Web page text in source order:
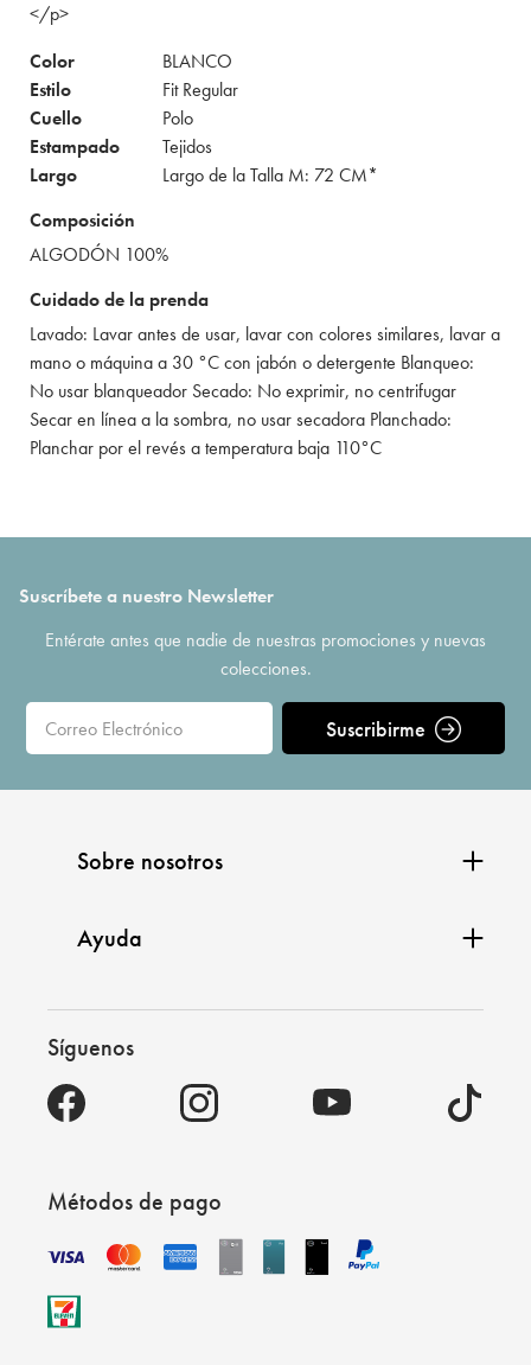
</p>
Color
BLANCO
Estilo
Fit Regular
Cuello
Polo
Estampado
Tejidos
Largo
Largo de la Talla M: 72 CM*
Composición
ALGODÓN 100%
Cuidado de la prenda
Lavado: Lavar antes de usar, lavar con colores similares, lavar a
mano o máquina a 30 °C con jabón o detergente Blanqueo:
No usar blanqueador Secado: No exprimir, no centrifugar
Secar en línea a la sombra, no usar secadora Planchado:
Planchar por el revés a temperatura baja 110°C
Suscríbete a nuestro Newsletter
Entérate antes que nadie de nuestras promociones y nuevas
colecciones.
Suscribirme
Sobre nosotros
Ayuda
Síguenos
Métodos de pago